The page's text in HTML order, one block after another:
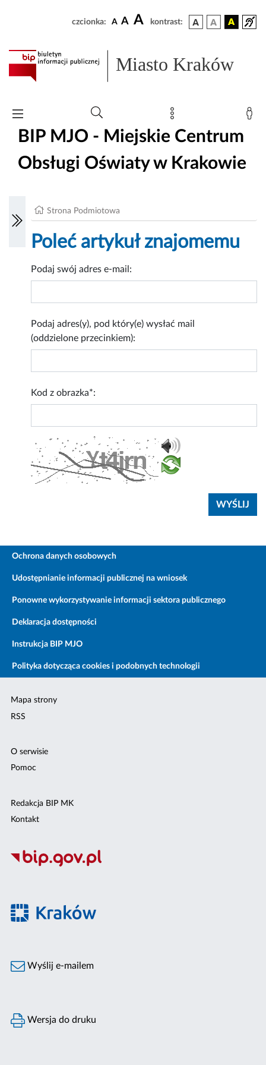
czcionka: A A A kontrast:
Miasto Kraków
BIP MJO - Miejskie Centrum
Obsługi Oświaty w Krakowie
Strona Podmiotowa
Poleć artykuł znajomemu
Podaj swój adres e-mail:
Podaj adres(y), pod który(e) wysłać mail
(oddzielone przecinkiem):
Kod z obrazka*:
Ochrona danych osobowych
Udostępnianie informacji publicznej na wniosek
Ponowne wykorzystywanie informacji sektora publicznego
Deklaracja dostępności
Instrukcja BIP MJO
Polityka dotycząca cookies i podobnych technologii
Mapa strony
RSS
O serwisie
Pomoc
Redakcja BIP MK
Kontakt
Wyślij e-mailem
Wersja do druku